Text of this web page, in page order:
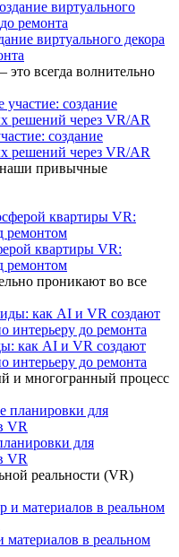
виртуального декора
всегда волнительно
создание
решений через VR/AR
привычные
квартиры VR:
ремонтом
проникают во все
как AI и VR создают
интерьеру до ремонта
и многогранный процесс
для
VR
реальности (VR)
в реальном